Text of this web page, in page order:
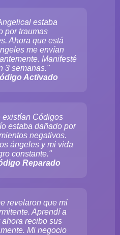
estaba
por traumas
Ahora que está
me envían
Manifesté
3 semanas."
Activado
existían Códigos
estaba dañado por
negativos.
ángeles y mi vida
constante."
Reparado
revelaron que mi
Aprendí a
recibo sus
Mi negocio